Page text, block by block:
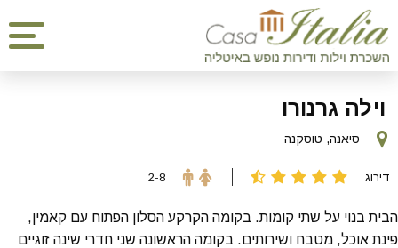
וילה גרנורו
דירוג 2-8
סיאנה, טוסקנה
הבית בנוי על שתי קומות. בקומה הקרקע הסלון הפתוח עם קאמין,
פינת אוכל, מטבח ושירותים. בקומה הראשונה שני חדרי שינה זוגיים